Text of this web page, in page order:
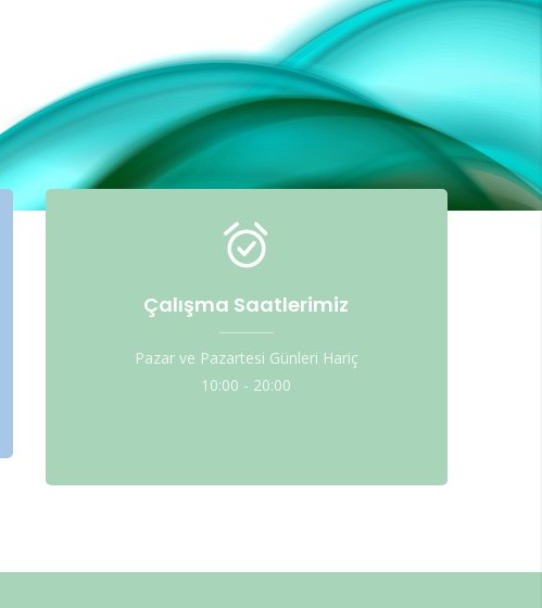
Çalışma Saatlerimiz
Pazar ve Pazartesi Günleri Hariç
10:00 - 20:00